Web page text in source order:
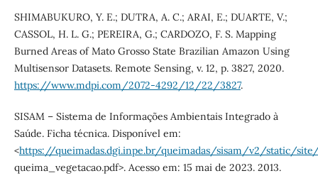
SHIMABUKURO, Y. E.; DUTRA, A. C.; ARAI, E.; DUARTE, V.;
CASSOL, H. L. G.; PEREIRA, G.; CARDOZO, F. S. Mapping
Burned Areas of Mato Grosso State Brazilian Amazon Using
Multisensor Datasets. Remote Sensing, v. 12, p. 3827, 2020.
https://www.mdpi.com/2072-4292/12/22/3827.
SISAM – Sistema de Informações Ambientais Integrado à
Saúde. Ficha técnica. Disponível em:
<https://queimadas.dgi.inpe.br/queimadas/sisam/v2/static/
queima_vegetacao.pdf>. Acesso em: 15 mai de 2023. 2013.